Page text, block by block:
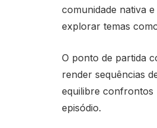
comunidade nativa
explorar temas
O ponto de partida
render sequências
equilibre confrontos
episódio.